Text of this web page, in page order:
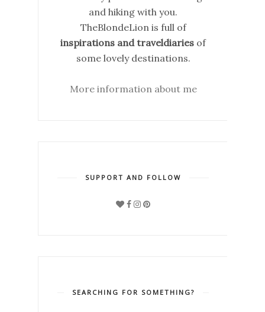
and hiking with you.
TheBlondeLion is full of
inspirations and traveldiaries of
some lovely destinations.
More information about me
SUPPORT AND FOLLOW
SEARCHING FOR SOMETHING?